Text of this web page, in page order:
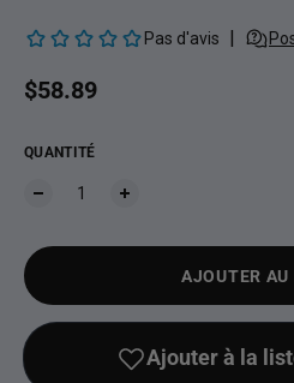
Prix habituel
$58.89
QUANTITÉ
AJOUTER AU